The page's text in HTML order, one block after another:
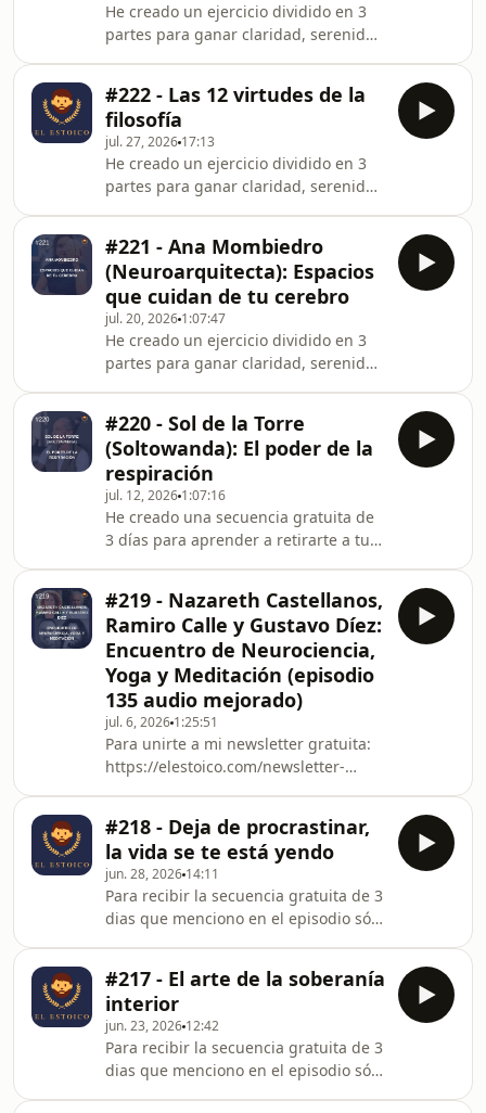
He creado un ejercicio dividido en 3
partes para ganar claridad, serenidad
https://elestoico.com/newsletter-
estoica Hosted on Acast. See
acast.com/privacy for more
information.
#222 - Las 12 virtudes de la
filosofía
jul. 27, 2026 17:13
He creado un ejercicio dividido en 3
partes para ganar claridad, serenidad
https://elestoico.com/newsletter-
estoica Hosted on Acast. See
acast.com/privacy for more
information.
#221 - Ana Mombiedro
(Neuroarquitecta): Espacios
que cuidan de tu cerebro
jul. 20, 2026 1:07:47
He creado un ejercicio dividido en 3
partes para ganar claridad, serenidad
https://elestoico.com/newsletter-
estoica Hosted on Acast. See
acast.com/privacy for more
information.
#220 - Sol de la Torre
(Soltowanda): El poder de la
respiración
jul. 12, 2026 1:07:16
He creado una secuencia gratuita de
3 días para aprender a retirarte a tu
siguiente enlace:
https://elestoico.com/newsletter-
estoica Hosted on Acast. See
acast.com/privacy for more
information.
#219 - Nazareth Castellanos,
Ramiro Calle y Gustavo Díez:
Encuentro de Neurociencia,
Yoga y Meditación (episodio
135 audio mejorado)
jul. 6, 2026 1:25:51
Para unirte a mi newsletter gratuita:
https://elestoico.com/newsletter-
information.
#218 - Deja de procrastinar,
la vida se te está yendo
jun. 28, 2026 14:11
Para recibir la secuencia gratuita de 3
dias que menciono en el episodio sólo
estoica/Entra en mi membresía y
empieza tu transformación aquí:
https://patreon.com/elestoicoesp
Hosted on Acast. See
acast.com/privacy for more
information.
#217 - El arte de la soberanía
interior
jun. 23, 2026 12:42
Para recibir la secuencia gratuita de 3
dias que menciono en el episodio sólo